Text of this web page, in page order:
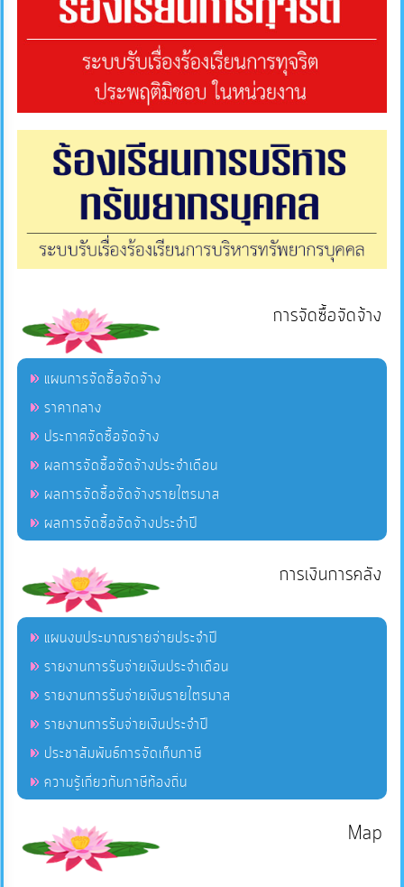
ทุจริต
มาตรการ
ป้องกัน
ทุจริต
Service
Q&A
ข้อมูล
การ
ติดต่อ
การจัดซื้อจัดจ้าง
แผนการจัดซื้อจัดจ้าง
ราคากลาง
ประกาศจัดซื้อจัดจ้าง
ผลการจัดซื้อจัดจ้างประจำเดือน
ผลการจัดซื้อจัดจ้างรายไตรมาส
ผลการจัดซื้อจัดจ้างประจำปี
การเงินการคลัง
แผนงบประมาณรายจ่ายประจำปี
รายงานการรับจ่ายเงินประจำเดือน
รายงานการรับจ่ายเงินรายไตรมาส
รายงานการรับจ่ายเงินประจำปี
ประชาสัมพันธ์การจัดเก็บภาษี
ความรู้เกี่ยวกับภาษีท้องถิ่น
Map